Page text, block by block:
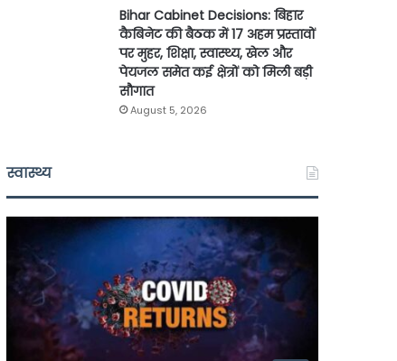
Bihar Cabinet Decisions: बिहार
कैबिनेट की बैठक में 17 अहम प्रस्तावों
पर मुहर, शिक्षा, स्वास्थ्य, खेल और
पेयजल समेत कई क्षेत्रों को मिली बड़ी
सौगात
August 5, 2026
स्वास्थ्य